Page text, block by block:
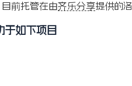
前托管在由齐乐分享提供的
于如下项目